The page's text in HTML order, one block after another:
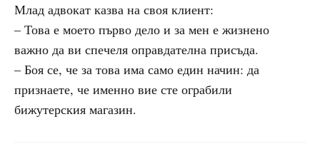
Млад адвокат казва на своя клиент:
– Това е моето първо дело и за мен е жизнено
важно да ви спечеля оправдателна присъда.
– Боя се, че за това има само един начин: да
признаете, че именно вие сте ограбили
бижутерския магазин.